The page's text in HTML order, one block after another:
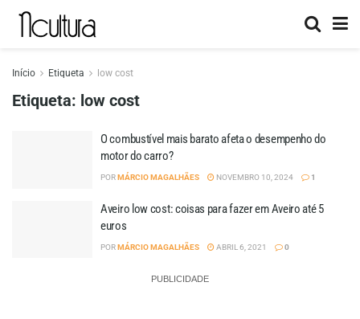
Início Etiqueta low cost
Etiqueta: low cost
O combustível mais barato afeta o desempenho do
motor do carro?
PORMÁRCIO MAGALHÃES NOVEMBRO 10, 2024 1
Aveiro low cost: coisas para fazer em Aveiro até 5
euros
PORMÁRCIO MAGALHÃES ABRIL 6, 2021 0
PUBLICIDADE